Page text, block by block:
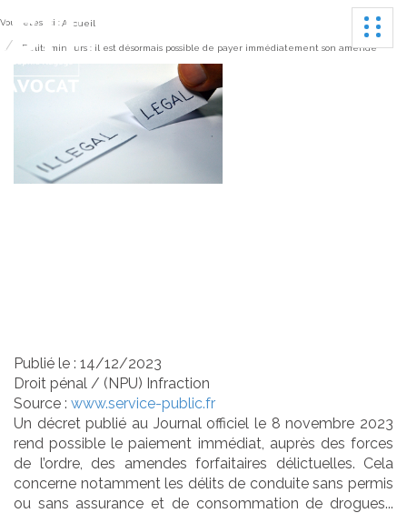
Vous êtes ici :Accueil
Délits mineurs : il est désormais possible de payer immédiatement son amende
Publié le : 14/12/2023
Droit pénal / (NPU) Infraction
Source : www.service-public.fr
Un décret publié au Journal officiel le 8 novembre 2023
rend possible le paiement immédiat, auprès des forces
de l’ordre, des amendes forfaitaires délictuelles. Cela
concerne notamment les délits de conduite sans permis
ou sans assurance et de consommation de drogues...